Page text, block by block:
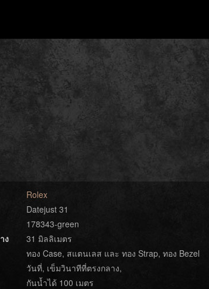
Rolex
Datejust 31
178343-green
ง
31 มิลลิเมตร
ทอง Case, สแตนเลส และ ทอง Strap, ทอง Bezel
วันที่, เข็มวินาทีที่ตรงกลาง,
กันน้ำได้ 100 เมตร